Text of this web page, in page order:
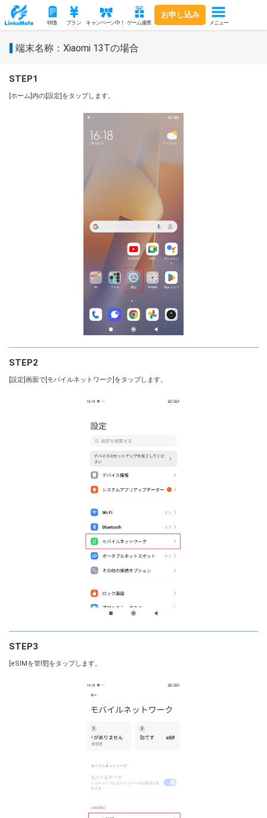
特徴 プラン キャンペーン中！ ゲーム連携
お申し込み
メニュー
端末名称：Xiaomi 13Tの場合
STEP1
[ホーム]内の[設定]をタップします。
STEP2
[設定]画面で[モバイルネットワーク]をタップします。
STEP3
[eSIMを管理]をタップします。